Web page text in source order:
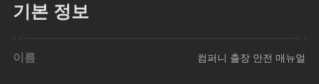
기본 정보
이름 컴퍼니 출장 안전 매뉴얼